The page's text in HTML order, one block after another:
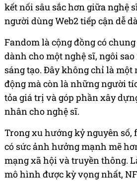
kết nối sâu sắc hơn giữa nghệ
người dùng Web2 tiếp cận dễ
Fandom là cộng đồng có
dành cho một nghệ sĩ, ngôi
sáng tạo. Đây không chỉ là
động mà còn là những người
tỏa giá trị và góp phần xây
nhân cho nghệ sĩ.
Trong xu hướng kỷ nguyên số,
có sức ảnh hưởng mạnh mẽ
mạng xã hội và truyền thông.
mô hình được kỳ vọng nhất,